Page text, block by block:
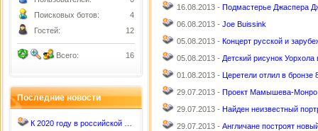
Поисковых ботов:
4
Гостей:
12
Всего: 16
Последние новости
К 2020 году в российской …
16.08.2013 - Подмастерье Джаспера
06.08.2013 - Joe Buissink
05.08.2013 - Концерт русской и
05.08.2013 - Детский рисунок
01.08.2013 - Церетели отлил в бронзе
29.07.2013 - Проект Мамышева-Монро
29.07.2013 - Найден неизвестный
29.07.2013 - Англичане построят